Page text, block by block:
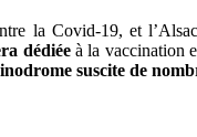
la Covid-19, et
dédiéeà la vaccination
suscite de